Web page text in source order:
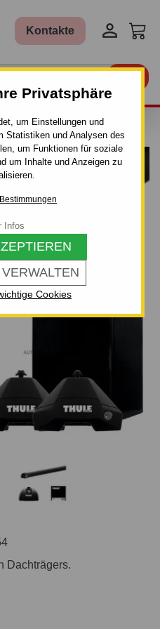
Privatsphäre
um Einstellungen und
Statistiken und Analysen des
um Funktionen für soziale
um Inhalte und Anzeigen zu
Cookies
Infos
Kontakte 
- STAHL
Dachträgers.